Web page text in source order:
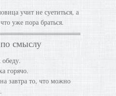
учит не суетиться, а
уже пора браться.
смыслу
горячо.
завтра то, что можно